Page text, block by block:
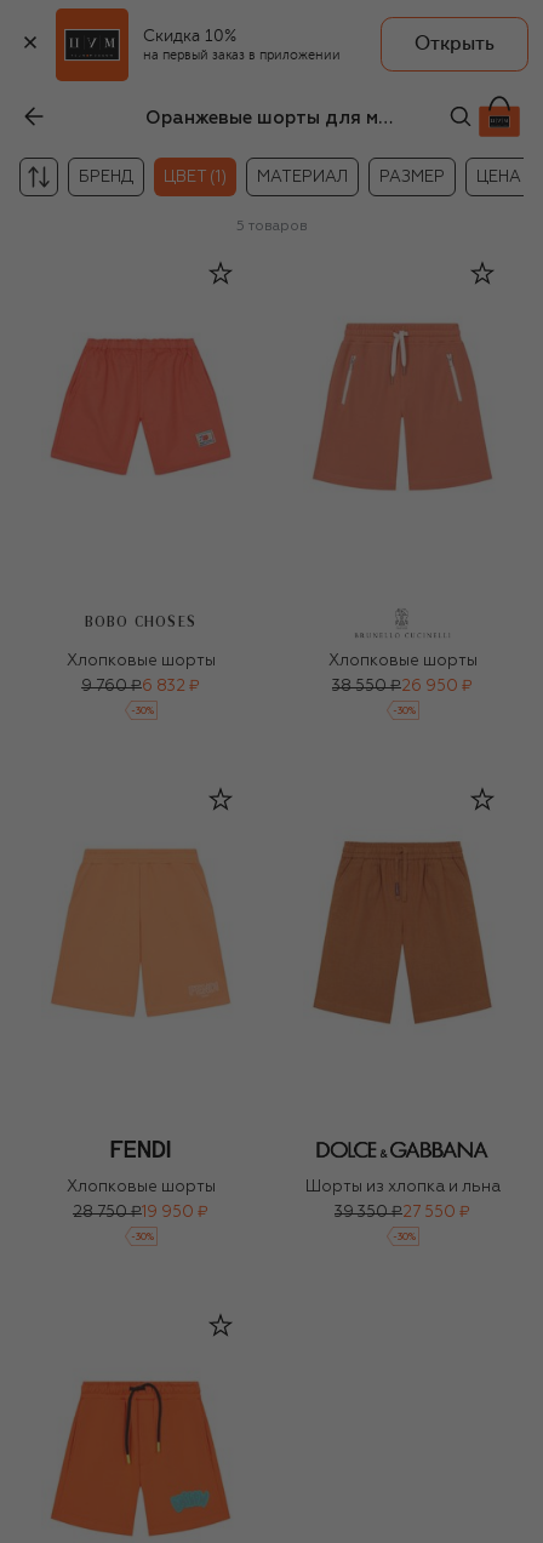
Скидка 10%
на первый заказ в приложении
Открыть
Оранжевые шорты для мальчиков
БРЕНД ЦВЕТ (1) МАТЕРИАЛ РАЗМЕР ЦЕНА
5 товаров
BOBO CHOSES
Хлопковые шорты
9 760 ₽6 832 ₽
-30%
Хлопковые шорты
38 550 ₽26 950 ₽
-30%
Хлопковые шорты
28 750 ₽ 19 950 ₽
-30%
Шорты из хлопка и льна
39 350 ₽27 550 ₽
-30%